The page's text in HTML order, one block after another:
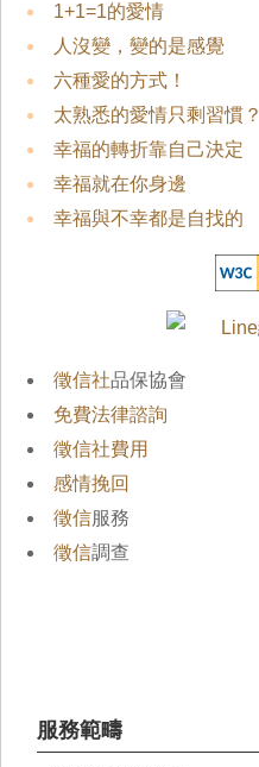
1+1=1的愛情
人沒變，變的是感覺
六種愛的方式！
太熟悉的愛情只剩習慣？
幸福的轉折靠自己決定
幸福就在你身邊
幸福與不幸都是自找的
徵信社品保協會
免費法律諮詢
徵信社費用
感情挽回
徵信服務
徵信調查
服務範疇